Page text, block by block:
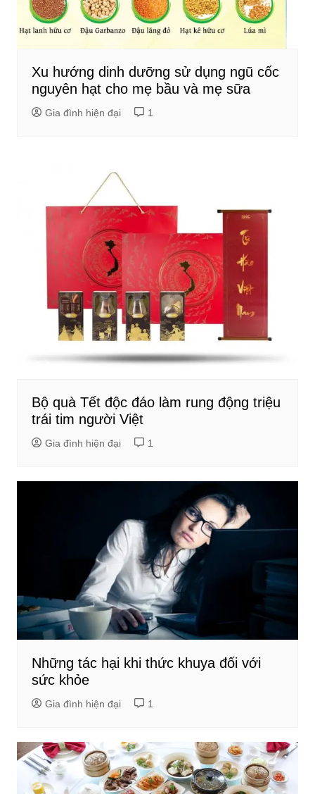
Xu hướng dinh dưỡng sử dụng ngũ cốc
nguyên hạt cho mẹ bầu và mẹ sữa
Gia đình hiện đại 1
Bộ quà Tết độc đáo làm rung động triệu
trái tim người Việt
Gia đình hiện đại 1
Những tác hại khi thức khuya đối với
sức khỏe
Gia đình hiện đại 1